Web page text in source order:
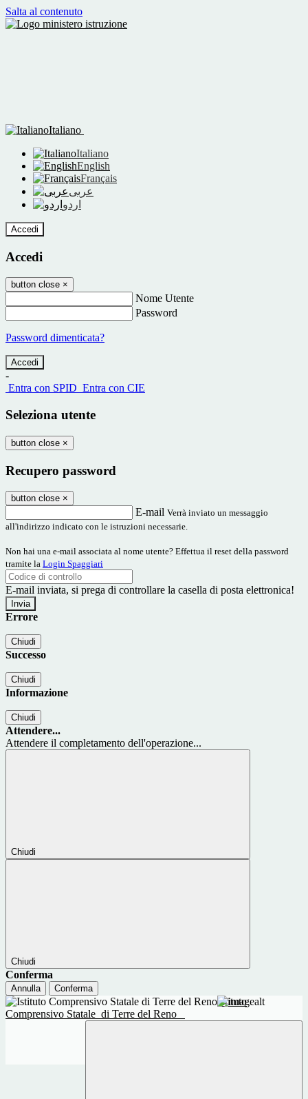
Salta al contenuto
Italiano
Italiano
English
Français
عربى
اردو
Accedi
Accedi
button close ×
Nome Utente
Password
Password dimenticata?
-
Entra con SPID Entra con CIE
Seleziona utente
button close ×
Recupero password
button close ×
E-mail Verrà inviato un messaggio
all'indirizzo indicato con le istruzioni necessarie.
Non hai una e-mail associata al nome utente? Effettua il reset della password
tramite la Login Spaggiari
E-mail inviata, si prega di controllare la casella di posta elettronica!
Errore
Chiudi
Successo
Chiudi
Informazione
Chiudi
Attendere...
Attendere il completamento dell'operazione...
Chiudi
Chiudi
Conferma
Annulla Conferma
Istituto
Comprensivo Statale di Terre del Reno